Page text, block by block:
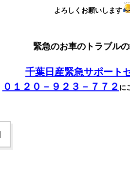
よろしくお願いします
緊急のお車のトラブル
千葉日産緊急サポート
０１２０－９２３－７７２ に